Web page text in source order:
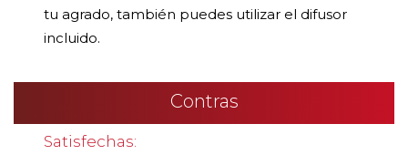
tu agrado, también puedes utilizar el difusor
incluido.
Contras
Satisfechas: